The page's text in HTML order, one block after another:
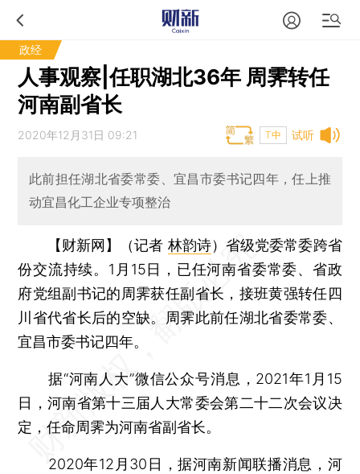
政经
人事观察|任职湖北36年 周霁转任
河南副省长
试听
2020年12月31日 09:21 T中
此前担任湖北省委常委、宜昌市委书记四年，任上推
动宜昌化工企业专项整治
【财新网】（记者 林韵诗） 省级党委常委跨省
份交流持续。1月15日，已任河南省委常委、省政
府党组副书记的周霁获任副省长，接班黄强转任四
川省代省长后的空缺。周霁此前任湖北省委常委、
宜昌市委书记四年。
据“河南人大”微信公众号消息，2021年1月15
日，河南省第十三届人大常委会第二十二次会议决
定，任命周霁为河南省副省长。
2020年12月30日，据河南新闻联播消息，河